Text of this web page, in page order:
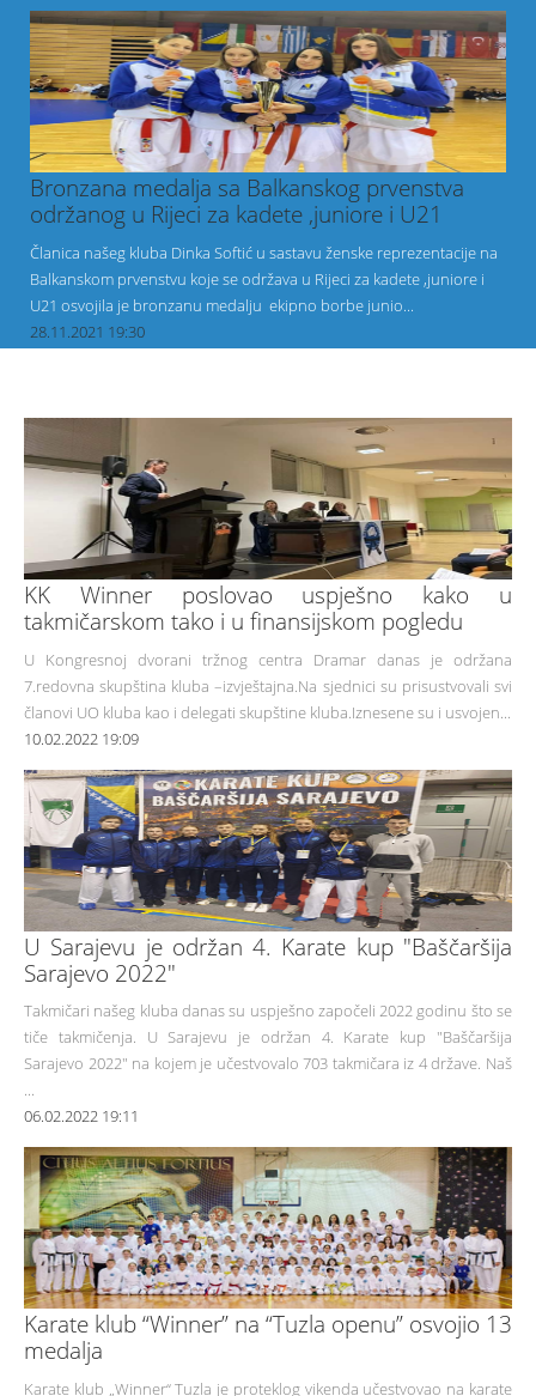
Bronzana medalja sa Balkanskog prvenstva
održanog u Rijeci za kadete ,juniore i U21
Članica našeg kluba Dinka Softić u sastavu ženske reprezentacije na
Balkanskom prvenstvu koje se održava u Rijeci za kadete ,juniore i
U21 osvojila je bronzanu medalju ekipno borbe junio...
28.11.2021 19:30
KK Winner poslovao uspješno kako u
takmičarskom tako i u finansijskom pogledu
U Kongresnoj dvorani tržnog centra Dramar danas je održana
7.redovna skupština kluba –izvještajna.Na sjednici su prisustvovali svi
članovi UO kluba kao i delegati skupštine kluba.Iznesene su i usvojen...
10.02.2022 19:09
U Sarajevu je održan 4. Karate kup "Baščaršija
Sarajevo 2022"
Takmičari našeg kluba danas su uspješno započeli 2022 godinu što se
tiče takmičenja. U Sarajevu je održan 4. Karate kup "Baščaršija
Sarajevo 2022" na kojem je učestvovalo 703 takmičara iz 4 države. Naš
...
06.02.2022 19:11
Karate klub “Winner” na “Tuzla openu” osvojio 13
medalja
Karate klub „Winner“ Tuzla je proteklog vikenda učestvovao na karate